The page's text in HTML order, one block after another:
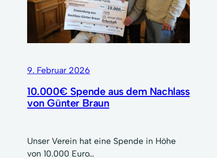
9. Februar 2026
10.000€ Spende aus dem Nachlass
von Günter Braun
Unser Verein hat eine Spende in Höhe
von 10.000 Euro…